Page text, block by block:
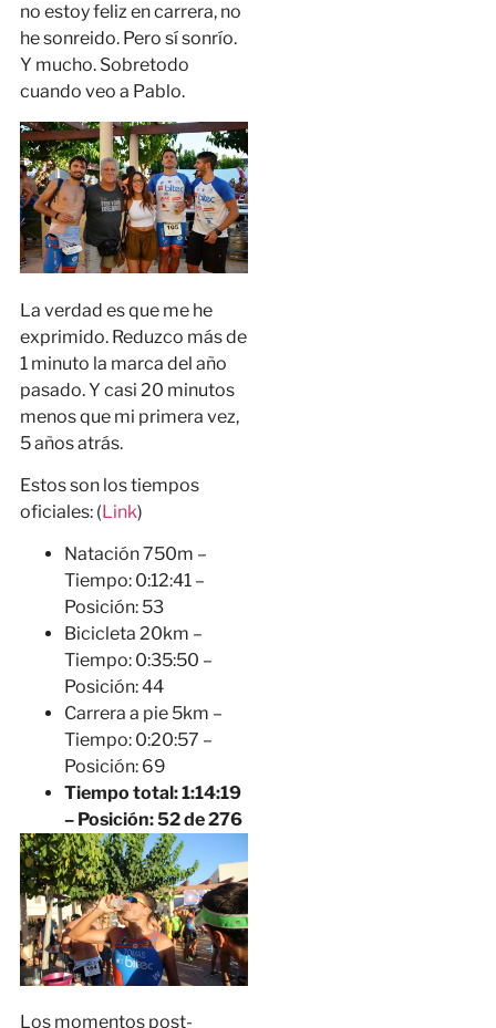
no estoy feliz en carrera, no
he sonreido. Pero sí sonrío.
Y mucho. Sobretodo
cuando veo a Pablo.
La verdad es que me he
exprimido. Reduzco más de
1 minuto la marca del año
pasado. Y casi 20 minutos
menos que mi primera vez,
5 años atrás.
Estos son los tiempos
oficiales: (Link)
Natación 750m –
Tiempo: 0:12:41 –
Posición: 53
Bicicleta 20km –
Tiempo: 0:35:50 –
Posición: 44
Carrera a pie 5km –
Tiempo: 0:20:57 –
Posición: 69
Tiempo total: 1:14:19
– Posición: 52 de 276
Los momentos post-